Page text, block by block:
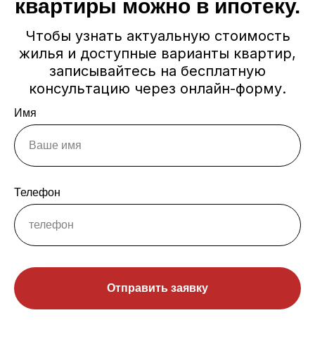
квартиры можно в ипотеку.
Чтобы узнать актуальную стоимость
жилья и доступные варианты квартир,
записывайтесь на бесплатную
консультацию через онлайн-форму.
Имя
Телефон
Отправить заявку